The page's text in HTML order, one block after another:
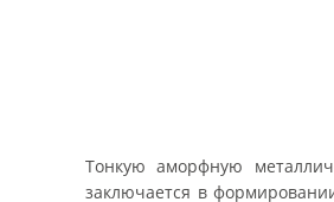
Тонкую аморфную
заключается в